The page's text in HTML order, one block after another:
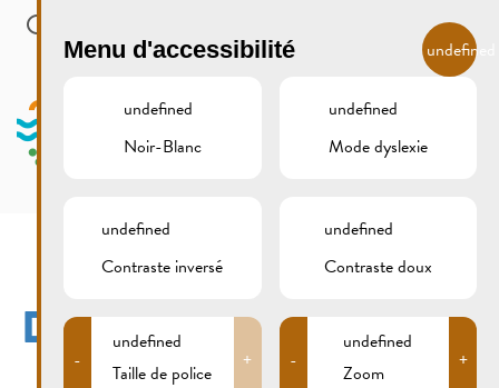
Skip to main content
MENU
DSCF1383B2
Menu d'accessibilité undefined
undefined
Noir-Blanc
undefined
Mode dyslexie
undefined
Contraste inversé
undefined
Contraste doux
-
undefined
Taille de police
+ -
undefined
Zoom
+